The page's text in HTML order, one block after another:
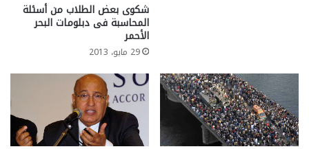
شكوى بعض الطلاب من أسئلة
المحاسبة فى دبلومات البحر
الأحمر
29 مايو، 2013